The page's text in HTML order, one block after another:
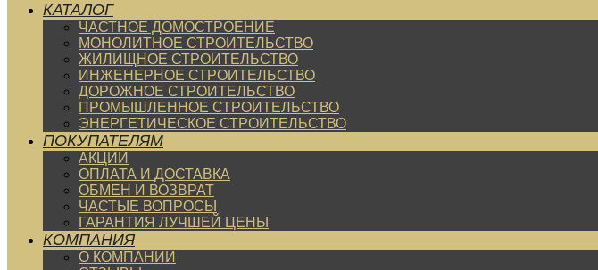
КАТАЛОГ
ЧАСТНОЕ ДОМОСТРОЕНИЕ
МОНОЛИТНОЕ СТРОИТЕЛЬСТВО
ЖИЛИЩНОЕ СТРОИТЕЛЬСТВО
ИНЖЕНЕРНОЕ СТРОИТЕЛЬСТВО
ДОРОЖНОЕ СТРОИТЕЛЬСТВО
ПРОМЫШЛЕННОЕ СТРОИТЕЛЬСТВО
ЭНЕРГЕТИЧЕСКОЕ СТРОИТЕЛЬСТВО
ПОКУПАТЕЛЯМ
АКЦИИ
ОПЛАТА И ДОСТАВКА
ОБМЕН И ВОЗВРАТ
ЧАСТЫЕ ВОПРОСЫ
ГАРАНТИЯ ЛУЧШЕЙ ЦЕНЫ
КОМПАНИЯ
О КОМПАНИИ